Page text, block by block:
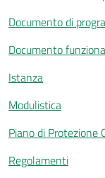
Documento di
Documento
Istanza
Modulistica
Piano di Protezione
Regolamenti